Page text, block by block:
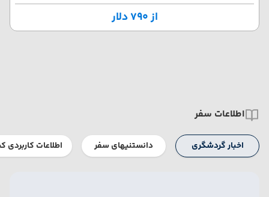
از ۷۹۰ دلار
اطلاعات سفر
اخبار گردشگری دانستنیهای سفر اطلاعات کاربردی